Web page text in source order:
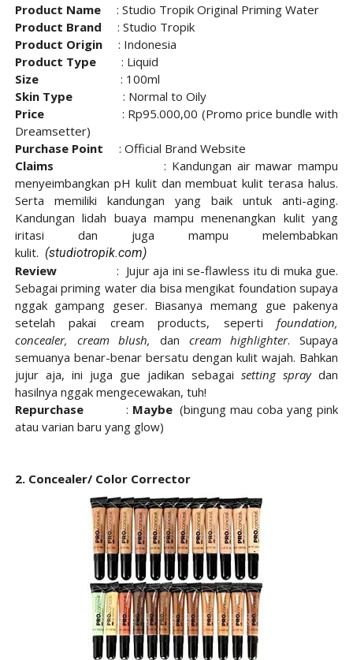
Product Name : Studio Tropik Original Priming Water
Product Brand
: Studio Tropik
Product Origin : Indonesia
Product Type: Liquid
Size
: 100ml
Skin Type
: Normal to Oily
Price: Rp95.000,00 (Promo price bundle with
Dreamsetter)
Purchase Point
: Official Brand Website
Claims: Kandungan air mawar mampu
menyeimbangkan pH kulit dan membuat kulit terasa halus.
Serta memiliki kandungan yang baik untuk anti-aging.
Kandungan lidah buaya mampu menenangkan kulit yang
iritasi dan juga mampu melembabkan
kulit. (studiotropik.com)
Review
: Jujur aja ini se-flawless itu di muka gue.
Sebagai priming water dia bisa mengikat foundation supaya
nggak gampang geser. Biasanya memang gue pakenya
setelah pakai cream products, seperti foundation,
concealer, cream blush, dan cream highlighter. Supaya
semuanya benar-benar bersatu dengan kulit wajah. Bahkan
jujur aja, ini juga gue jadikan sebagaisetting spraydan
hasilnya nggak mengecewakan, tuh!
Repurchase : Maybe (bingung mau coba yang pink
atau varian baru yang glow)
2. Concealer/ Color Corrector